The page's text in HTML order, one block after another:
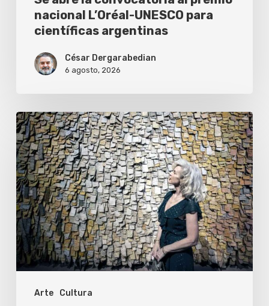
argentinas
nacional L’Oréal-UNESCO para
científicas argentinas
César Dergarabedian
6 agosto, 2026
Arte Cultura
ICBC
Argentina
en
MALBA:
Inauguración
de
«Olga
de
Amaral.
Cuerpo